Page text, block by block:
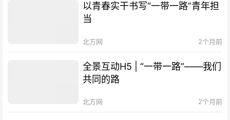
以青春实干书写“一带一路”青年担
当
北方网 2个月前
全景互动H5 | “一带一路”——我们
共同的路
北方网 2个月前